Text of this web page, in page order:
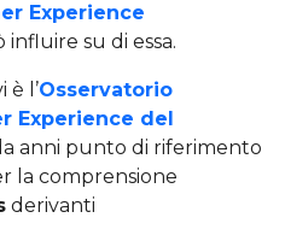
Experience
su di essa.
è l’Osservatorio
Experience del
anni punto di riferimento
la comprensione
derivanti